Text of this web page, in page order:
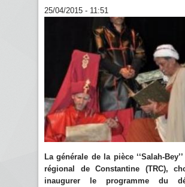
25/04/2015 - 11:51
La générale de la pièce ‘‘Salah-
régional de Constantine (TRC),
inaugurer le programme du